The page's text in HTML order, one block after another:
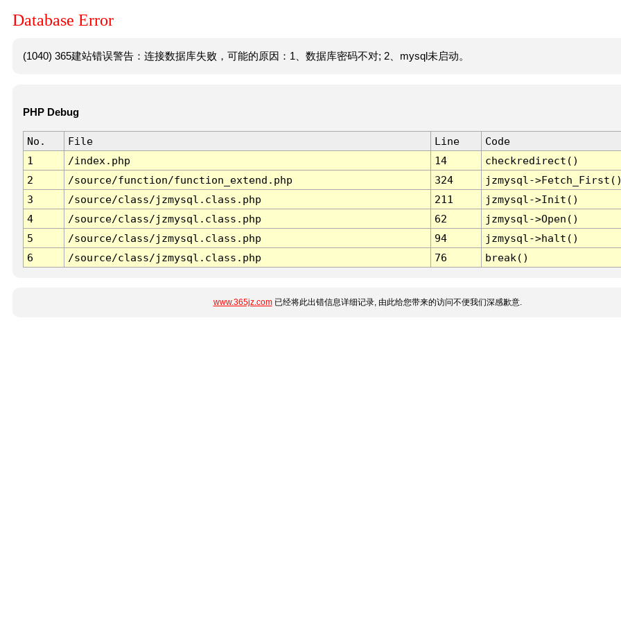
Database Error
(1040) 365建站错误警告：连接数据库失败，可能的原因：1、数据库密码不对; 2、mysql未启动。
PHP Debug
No. File Line
Code
1
/index.php 14
checkredirect()
2
/source/function/function_extend.php 324
jzmysql-
3
/source/class/jzmysql.class.php 211
jzmysql->Init()
4
/source/class/jzmysql.class.php 62
jzmysql->Open()
5
/source/class/jzmysql.class.php 94
jzmysql->halt()
6
/source/class/jzmysql.class.php 76 break()
www.365jz.com已经将此出错信息详细记录, 由此给您带来的访问不便我们深感歉意.